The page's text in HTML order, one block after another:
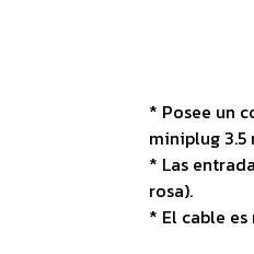
* Posee un
miniplug 3.5
* Las
rosa).
* El cable es